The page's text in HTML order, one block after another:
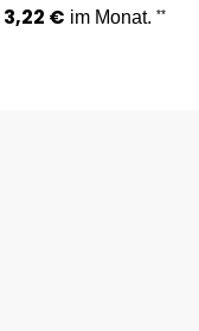
3,22 € im Monat. **